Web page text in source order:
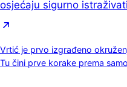
osjećaju sigurno istraživati
Vrtić je prvo izgrađeno
Tu čini prve korake prema